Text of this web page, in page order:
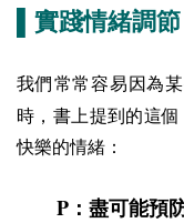
▌實踐情緒調
我們常常容易因為
時，書上提到的這個
快樂的情緒：
P ：盡可能預